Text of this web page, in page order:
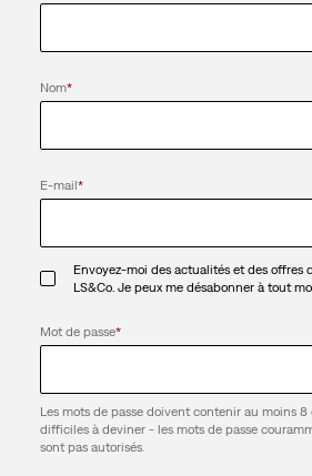
Nom*
E-mail*
Envoyez-moi des actualités et des offres
LS&Co. Je peux me désabonner à tout
Mot de passe*
Les mots de passe doivent contenir au moins 8
difficiles à deviner - les mots de passe
sont pas autorisés.